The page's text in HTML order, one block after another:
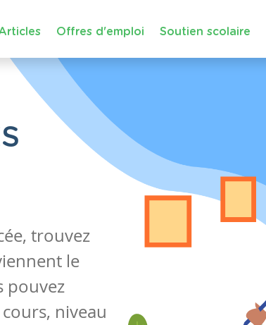
Offres d'emploi Soutien scolaire
trouvez
le
pouvez
niveau